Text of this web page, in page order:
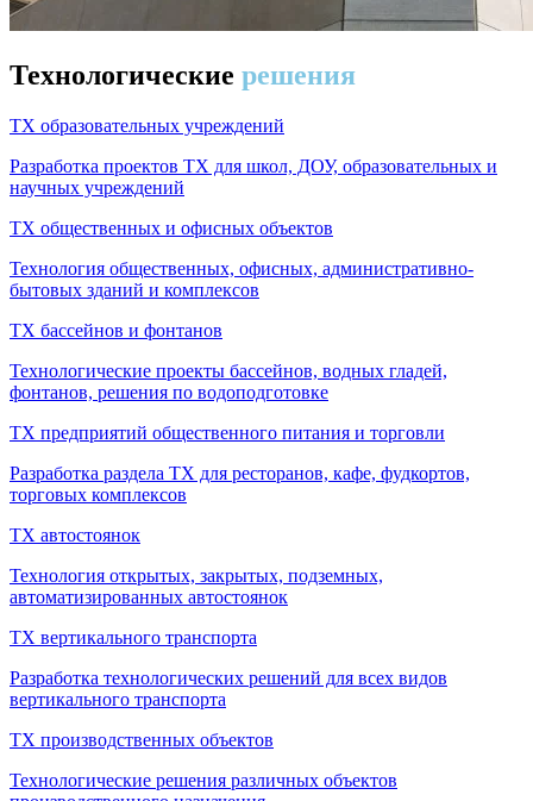
Технологические решения
ТХ образовательных учреждений
Разработка проектов ТХ для школ, ДОУ, образовательных и
научных учреждений
ТХ общественных и офисных объектов
Технология общественных, офисных, административно-
бытовых зданий и комплексов
ТХ бассейнов и фонтанов
Технологические проекты бассейнов, водных гладей,
фонтанов, решения по водоподготовке
ТХ предприятий общественного питания и торговли
Разработка раздела ТХ для ресторанов, кафе, фудкортов,
торговых комплексов
ТХ автостоянок
Технология открытых, закрытых, подземных,
автоматизированных автостоянок
ТХ вертикального транспорта
Разработка технологических решений для всех видов
вертикального транспорта
ТХ производственных объектов
Технологические решения различных объектов